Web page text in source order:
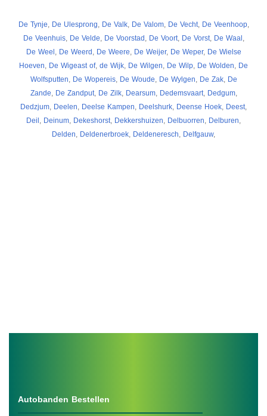
De Tynje De Ulesprong De Valk, De Valom, De Vecht, De Veenhoop,
De Veenhuis, De Velde De Voorstad De Voort, De Vorst, De Waal
De Weel
De Weerd De Weere De Weijer, De Weper, De Wielse
Hoeven
De Wigeast of, de Wijk De Wilgen De Wilp De Wolden
De
Wolfsputten
De Wopereis, De Woude De Wylgen De Zak, De
Zande
De Zandput, De Zilk, Dearsum, Dedemsvaart, Dedgum,
Dedzjum Deelen Deelse Kampen Deelshurk Deense Hoek Deest
Deil
Deinum Dekeshorst Dekkershuizen Delbuorren Delburen
Delden
Deldenerbroek Deldeneresch Delfgauw,
Autobanden Bestellen